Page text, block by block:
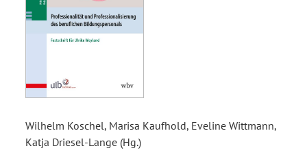
Wilhelm Koschel, Marisa Kaufhold, Eveline Wittmann,
Katja Driesel-Lange (Hg.)